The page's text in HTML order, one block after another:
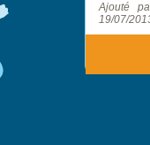
Ajouté
19/07/